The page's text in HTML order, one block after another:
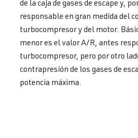
de la caja de gases de escape y,
responsable en gran medida del
turbocompresor y del motor.
menor es el valor A/R, antes
turbocompresor, pero por otro
contrapresión de los gases de
potencia máxima.